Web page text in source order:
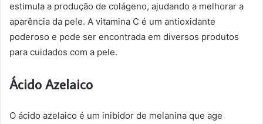
estimula a produção de colágeno, ajudando a melhorar a
aparência da pele. A vitamina C é um antioxidante
poderoso e pode ser encontrada em diversos produtos
para cuidados com a pele.
Ácido Azelaico
O ácido azelaico é um inibidor de melanina que age